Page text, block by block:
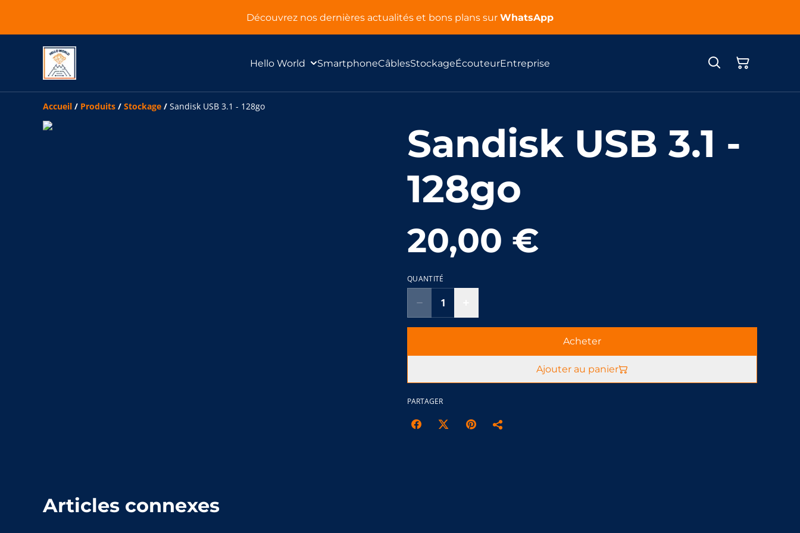
Découvrez nos dernières actualités et bons plans sur WhatsApp
Hello World SmartphoneCâblesStockageÉcouteurEntreprise
Accueil / Produits / Stockage / Sandisk USB 3.1 - 128go
Sandisk USB 3.1 -
128go
20,00 €
QUANTITÉ
Acheter
Ajouter au panier
PARTAGER
Articles connexes